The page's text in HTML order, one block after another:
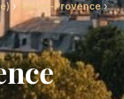
› Aix-en-Provence›